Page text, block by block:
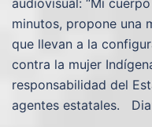
minutos, propone una
que llevan a la
contra la mujer
responsabilidad del
agentes estatales.